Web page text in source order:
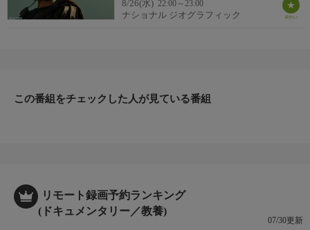
8/26(水) 22:00～23:00
ナショナル ジオグラフィック
この番組をチェックした人が見ている番組
リモート録画予約ランキング
(ドキュメンタリー／教養)
07/30更新